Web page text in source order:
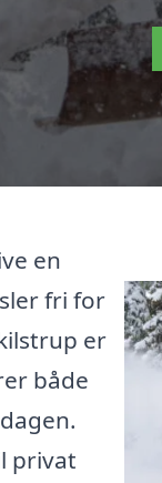
en
fri for
er
både
privat